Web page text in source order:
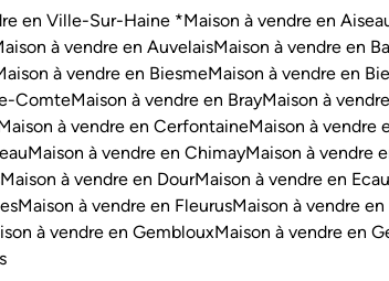
en Ville-Sur-Haine *Maison à vendre en
à vendre en AuvelaisMaison à vendre en
à vendre en BiesmeMaison à vendre en
ComteMaison à vendre en BrayMaison à
à vendre en CerfontaineMaison à vendre
Maison à vendre en ChimayMaison à vendre
Maison à vendre en DourMaison à vendre en
Maison à vendre en FleurusMaison à vendre
à vendre en GemblouxMaison à vendre en